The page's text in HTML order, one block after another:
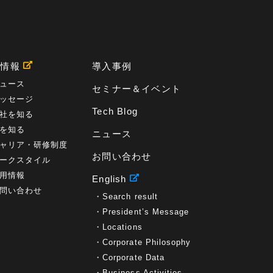
報
ース
セージ
を知る
知る
リア・研修制度
クスタイル
情報
い合わせ
導入事例
セミナー＆イベント
Tech Blog
ニュース
お問い合わせ
English
Search result
President’s Message
Locations
Corporate Philosophy
Corporate Data